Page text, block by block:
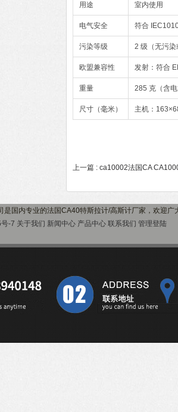
用途 室内使用
电气安全 符合
污染等级 2 级（无污
欧盟兼容性 发射：符合
重量 285 克（含
尺寸（毫米） 主机：
上一篇 : ca10002法国CA
是国内专业的法国CA40特斯拉计/高斯计厂家，欢迎广
-7 关于我们 新闻中心 产品中心 联系我们 管理登陆